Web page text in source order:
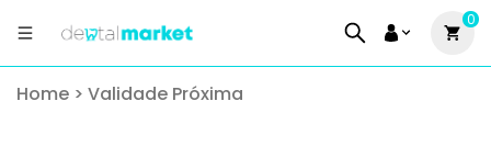
0
Home > Validade Próxima